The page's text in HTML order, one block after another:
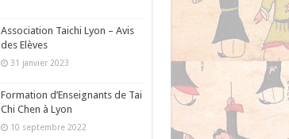
Association Taichi Lyon – Avis
des Elèves
31 janvier 2023
Formation d’Enseignants de Tai
Chi Chen à Lyon
10 septembre 2022